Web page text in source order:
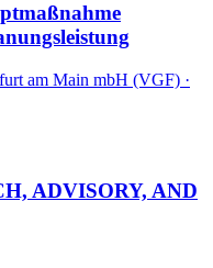
am Main mbH (VGF) ·
ADVISORY, AND